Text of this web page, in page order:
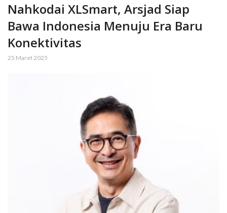
Nahkodai XLSmart, Arsjad Siap
Bawa Indonesia Menuju Era Baru
Konektivitas
25 Maret 2025